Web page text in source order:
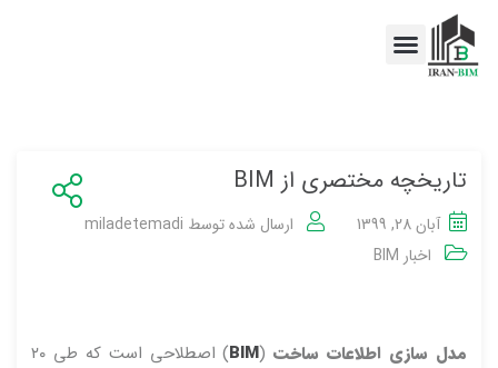
تاریخچه مختصری از BIM
آبان 28, 1399 ارسال شده توسط miladetemadi
اخبار BIM
مدل سازی اطلاعات ساخت(
BIM
) اصطلاحی است که طی ۲۰